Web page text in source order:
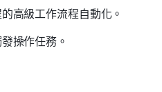
高級工作流程自動化。
操作任務。